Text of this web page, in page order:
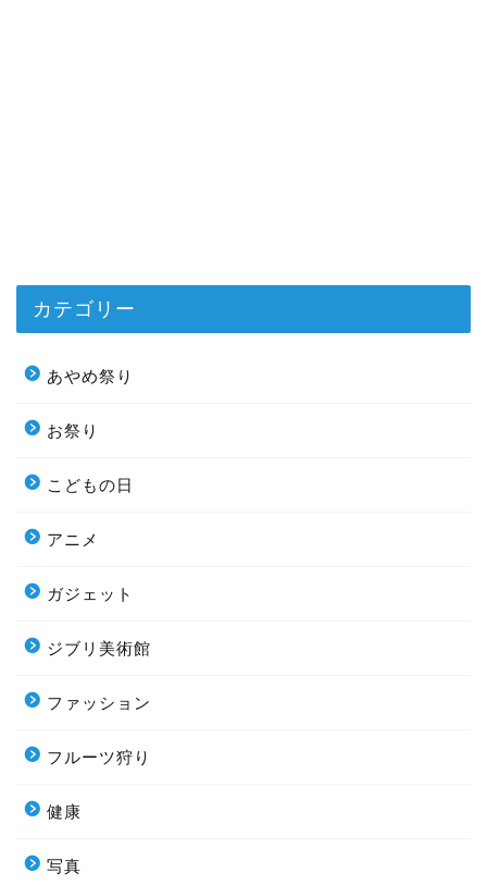
カテゴリー
あやめ祭り
お祭り
こどもの日
アニメ
ガジェット
ジブリ美術館
ファッション
フルーツ狩り
健康
写真